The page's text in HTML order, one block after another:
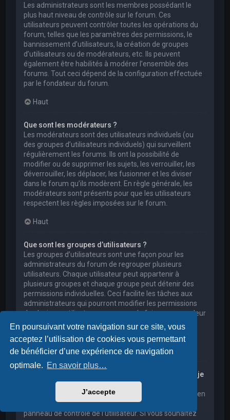
En poursuivant votre navigation sur ce site, vous
acceptez l’utilisation de cookies vous permettant
de bénéficier d’une expérience de navigation
optimale. En savoir plus…
J’accepte
Les administrateurs sont les membres possédant le
plus haut niveau de contrôle sur le forum. Ces
utilisateurs peuvent contrôler toutes les opérations du
forum, telles que les paramètres des permissions, le
bannissement d’utilisateurs, la création de groupes
d’utilisateurs ou de modérateurs, etc. Ils peuvent
également être habilités à modérer l’ensemble des
forums. Tout ceci dépend de la configuration effectuée
par le fondateur du forum.
Haut
Que sont les modérateurs ?
Les modérateurs sont des utilisateurs individuels (ou
des groupes d’utilisateurs individuels) qui surveillent
régulièrement les forums. Ils ont la possibilité de
modifier ou de supprimer les sujets, les verrouiller, les
déverrouiller, les déplacer, les fusionner et les diviser
dans le forum qu’ils modèrent. En règle générale, les
modérateurs sont présents pour que les utilisateurs
respectent les règles imposées sur le forum.
Haut
Que sont les groupes d’utilisateurs ?
Les groupes d’utilisateurs sont une façon pour les
administrateurs du forum de regrouper plusieurs
utilisateurs. Chaque utilisateur peut appartenir à
plusieurs groupes et chaque groupe peut détenir des
permissions individuelles. Ceci facilite les tâches aux
administrateurs qui pourront modifier les permissions
de plusieurs utilisateurs en une seule fois, ou encore leur
accorder des pouvoirs de modération, ou bien leur
donner accès à un forum privé.
Haut
Où sont les groupes d’utilisateurs et comment puis-je
en rejoindre un ?
Vous pouvez consulter tous les groupes d’utilisateurs en
cliquant sur le lien « Groupes d’utilisateurs » depuis le
panneau de contrôle de l’utilisateur. Si vous souhaitez